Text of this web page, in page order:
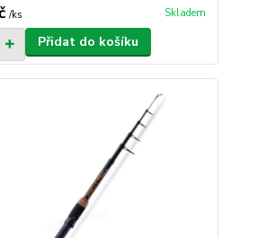
/ks Skladem
Přidat do košíku